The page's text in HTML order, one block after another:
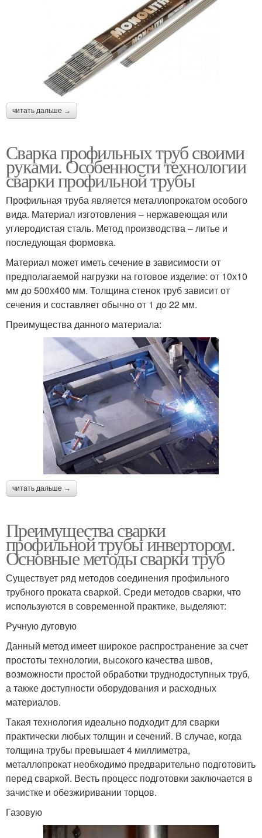
читать дальше →
Сварка профильных труб своими
руками. Особенности технологии
сварки профильной трубы
Профильная труба является металлопрокатом особого
вида. Материал изготовления – нержавеющая или
углеродистая сталь. Метод производства – литье и
последующая формовка.
Материал может иметь сечение в зависимости от
предполагаемой нагрузки на готовое изделие: от 10х10
мм до 500х400 мм. Толщина стенок труб зависит от
сечения и составляет обычно от 1 до 22 мм.
Преимущества данного материала:
читать дальше →
Преимущества сварки
профильной трубы инвертором.
Основные методы сварки труб
Существует ряд методов соединения профильного
трубного проката сваркой. Среди методов сварки, что
используются в современной практике, выделяют:
Ручную дуговую
Данный метод имеет широкое распространение за счет
простоты технологии, высокого качества швов,
возможности простой обработки труднодоступных труб,
а также доступности оборудования и расходных
материалов.
Такая технология идеально подходит для сварки
практически любых толщин и сечений. В случае, когда
толщина трубы превышает 4 миллиметра,
металлопрокат необходимо предварительно подготовить
перед сваркой. Весть процесс подготовки заключается в
зачистке и обезжиривании торцов.
Газовую